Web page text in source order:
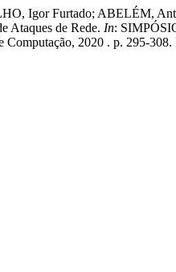
Igor Furtado; ABELÉM,
Ataques de Rede. In:
Computação, 2020 . p. 295-